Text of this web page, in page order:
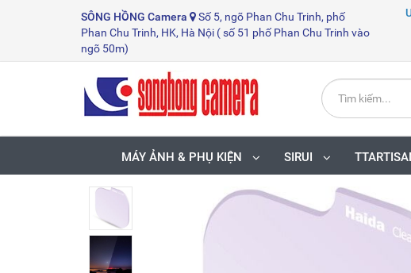
SÔNG HỒNG Camera
Số 5, ngõ Phan Chu Trinh, phố
Phan Chu Trinh, HK, Hà Nội ( số 51 phố Phan Chu Trinh vào
ngõ 50m)
MÁY ẢNH & PHỤ KIỆN SIRUI